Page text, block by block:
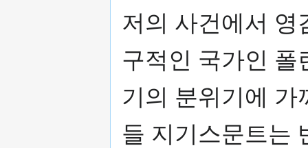
저의 사건에서 영
구적인 국가인 폴
기의 분위기에 가
들 지기스문트는